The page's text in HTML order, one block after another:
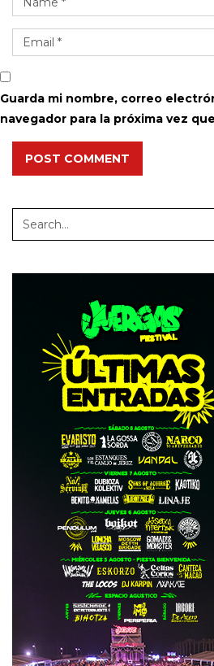
Guarda mi nombre, correo
navegador para la próxima vez
POST COMMENT